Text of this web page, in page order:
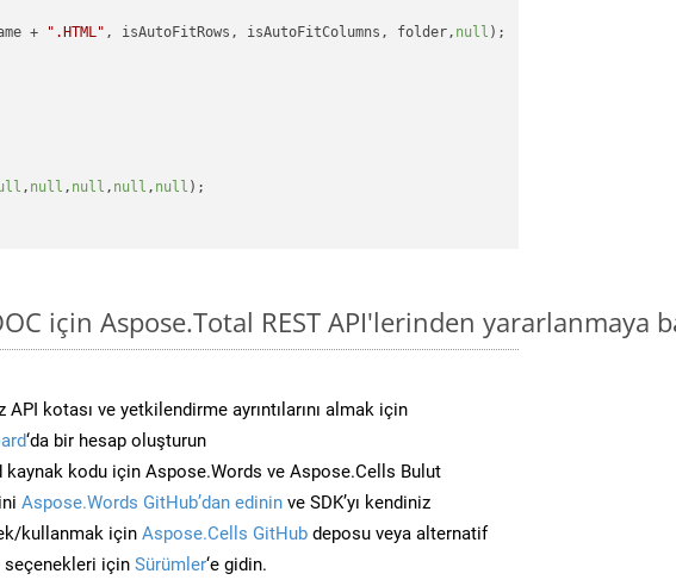
+
".HTML" , isAutoFitRows, isAutoFitColumns, folder, null );
, null , null , null , null );
için Aspose.Total REST API'lerinden yararlanmaya
API kotası ve yetkilendirme ayrıntılarını almak için
‘da bir hesap oluşturun
kaynak kodu için Aspose.Words ve Aspose.Cells Bulut
Aspose.Words GitHub’dan edinin ve SDK’yı kendiniz
kullanmak için Aspose.Cells GitHub deposu veya alternatif
seçenekleri için Sürümler‘e gidin.